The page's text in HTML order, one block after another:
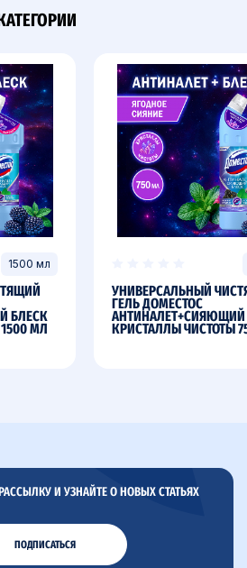
1500 мл
БЛЕСК
МЛ
УНИВЕРСАЛЬНЫЙ
ГЕЛЬ ДОМЕСТОС
АНТИНАЛЕТ+СИЯЮЩИЙ
КРИСТАЛЛЫ ЧИСТОТЫ
И УЗНАЙТЕ О НОВЫХ СТАТЬЯХ
ПОДПИСАТЬСЯ